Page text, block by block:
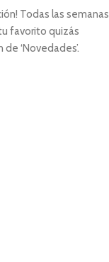
Todas las semanas
favorito quizás
‘Novedades’.